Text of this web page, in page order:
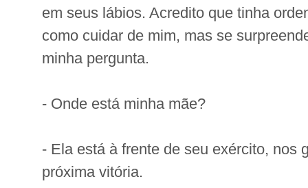
em seus lábios. Acredito que tinha
como cuidar de mim, mas se
minha pergunta.
- Onde está minha mãe?
- Ela está à frente de seu exército, nos
próxima vitória.